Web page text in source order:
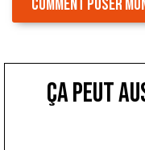
COMMENT POSER
ça peut